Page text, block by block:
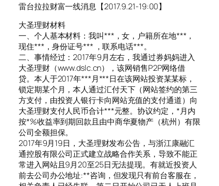
雷台拉拉财富一线消息【2017.9.21-19:00】
大圣理财材料
一、个人基本材料：我叫***，女，户籍所在地***，
现住***，身份证号*** ，联系电话***。
二、事情经过：2017年9月左右，我通过券妈妈进入
大圣理财（www.dslc.cn），该网销售P2P网络借
贷。本人于2017年***月***日在该网站投资某某标，
锁定期某个月，本人通过汇付天下（网站签约的第三
方支付，由投资人银行卡向网站充值的支付通道）向
大圣理财支付人民币合计***元整。协议约定，*月内
按*%收益率到期回款且由中商华夏物产（杭州）有限
公司全额担保。
2017年9月19日，大圣理财发布公告，与浙江康融汇
通控股有限公司正式建立战略合作关系，导致不能正
常进入网站且9月20至25日无法提现。有就近投资人
前去公司办公地址:**咨询，但发现只有前台客服在，